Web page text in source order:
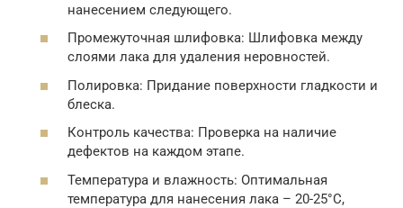
нанесением следующего.
Промежуточная шлифовка: Шлифовка между
слоями лака для удаления неровностей.
Полировка: Придание поверхности гладкости и
блеска.
Контроль качества: Проверка на наличие
дефектов на каждом этапе.
Температура и влажность: Оптимальная
температура для нанесения лака – 20-25°C,